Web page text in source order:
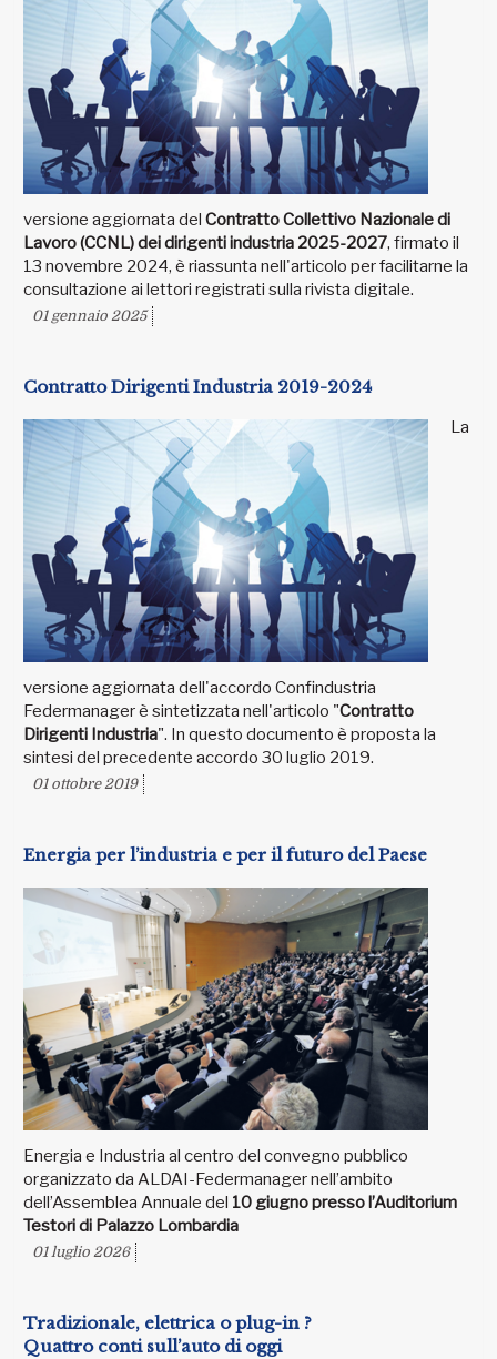
versione aggiornata del Contratto Collettivo Nazionale di
Lavoro (CCNL) dei dirigenti industria 2025-2027, firmato il
13 novembre 2024, è riassunta nell'articolo per facilitarne la
consultazione ai lettori registrati sulla rivista digitale.
01 gennaio 2025
Contratto Dirigenti Industria 2019-2024
La
versione aggiornata dell'accordo Confindustria
Federmanager è sintetizzata nell'articolo "Contratto
Dirigenti Industria". In questo documento è proposta la
sintesi del precedente accordo 30 luglio 2019.
01 ottobre 2019
Energia per l’industria e per il futuro del Paese
Energia e Industria al centro del convegno pubblico
organizzato da ALDAI-Federmanager nell’ambito
dell’Assemblea Annuale del 10 giugno presso l’Auditorium
Testori di Palazzo Lombardia
01 luglio 2026
Tradizionale, elettrica o plug-in ?
Quattro conti sull’auto di oggi